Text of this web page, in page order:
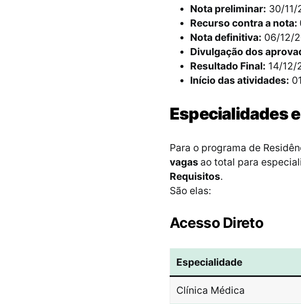
Nota preliminar: 30/11/
Recurso contra a nota:
Nota definitiva: 06/12/
Divulgação dos
Resultado Final: 14/12/
Início das atividades:
Especialidades
Para o programa de
vagas ao total para
Requisitos.
São elas:
Acesso Direto
Especialidade
Clínica Médica